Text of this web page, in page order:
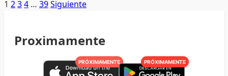
financiera
los
more
que
también
Paginación
entradas
1 234 … 39Siguiente
Proximamente
PRÓXIMAMENTE PRÓXIMAMENTE